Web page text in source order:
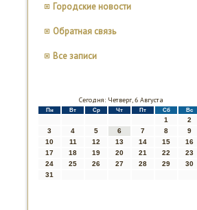
Городские новости
Обратная связь
Все записи
Сегодня: Четверг, 6 Августа
Пн Вт Ср Чт Пт Сб Вс
1
2
3
4 5 6 7 8
9
10
11 12 13 14 15
16
17
18 19 20 21 22
23
24
25 26 27 28 29
30
31